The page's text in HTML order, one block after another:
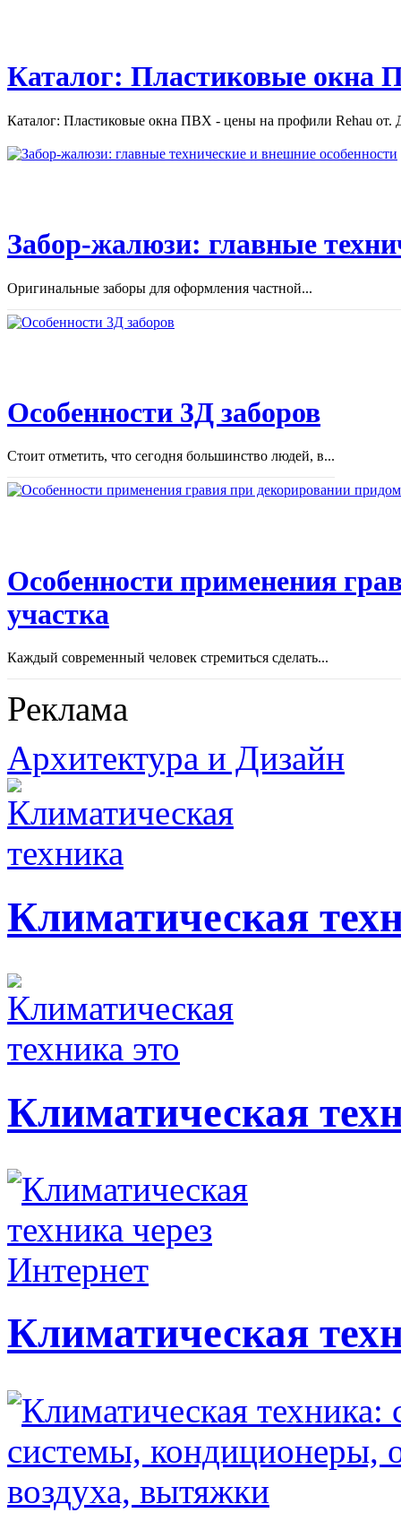
Каталог: Пластиковые окна
Каталог: Пластиковые окна ПВХ - цены на профили Rehau от.
Забор-жалюзи: главные
Оригинальные заборы для оформления частной...
Особенности 3Д заборов
Стоит отметить, что сегодня большинство людей, в...
Особенности применения
участка
Каждый современный человек стремиться сделать...
Реклама
Архитектура и Дизайн
Климатическая
Климатическая
Климатическая